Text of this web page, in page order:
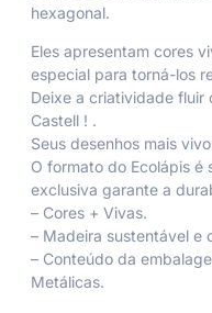
hexagonal.
Eles apresentam cores
especial para torná-los
Deixe a criatividade fluir
Castell ! .
Seus desenhos mais
O formato do Ecolápis é
exclusiva garante a
– Cores + Vivas.
– Madeira sustentável e
– Conteúdo da
Metálicas.